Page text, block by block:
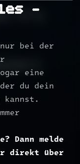
–
bei der
eine
du dein
kannst.
Dann melde
direkt über